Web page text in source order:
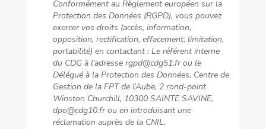
Conformément au Règlement européen sur la
Protection des Données (RGPD), vous pouvez
exercer vos droits (accès, information,
opposition, rectification, effacement, limitation,
portabilité) en contactant : Le référent interne
du CDG à l’adresse rgpd@cdg51.fr ou le
Délégué à la Protection des Données, Centre de
Gestion de la FPT de l’Aube, 2 rond-point
Winston Churchill, 10300 SAINTE SAVINE,
dpo@cdg10.fr ou en introduisant une
réclamation auprès de la CNIL.